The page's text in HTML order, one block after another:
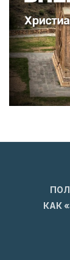
КАК